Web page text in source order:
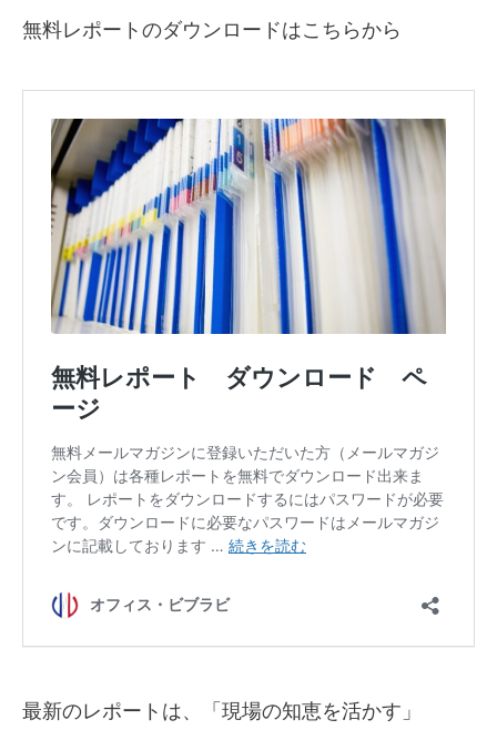
無料レポートのダウンロードはこちらから
最新のレポートは、「現場の知恵を活かす」